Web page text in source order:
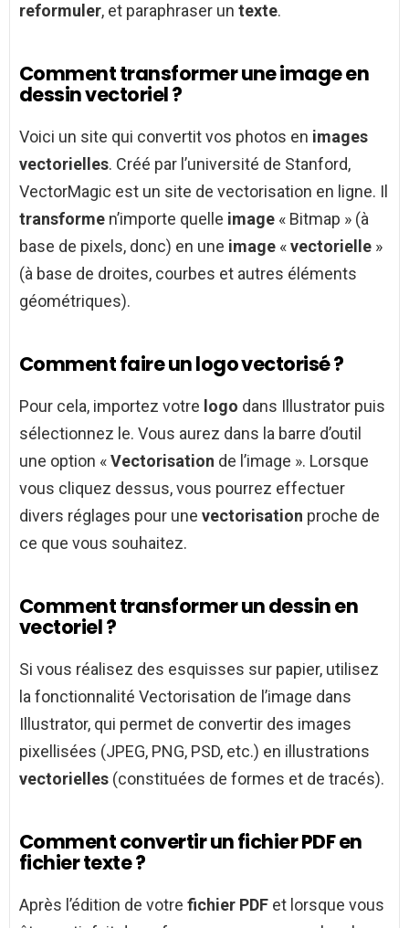
reformuler, et paraphraser un texte.
Comment transformer une image en
dessin vectoriel ?
Voici un site qui convertit vos photos en images
vectorielles. Créé par l’université de Stanford,
VectorMagic est un site de vectorisation en ligne. Il
transforme n’importe quelle image « Bitmap » (à
base de pixels, donc) en une image «vectorielle »
(à base de droites, courbes et autres éléments
géométriques).
Comment faire un logo vectorisé ?
Pour cela, importez votre logo dans Illustrator puis
sélectionnez le. Vous aurez dans la barre d’outil
une option «Vectorisation de l’image ». Lorsque
vous cliquez dessus, vous pourrez effectuer
divers réglages pour une vectorisation proche de
ce que vous souhaitez.
Comment transformer un dessin en
vectoriel ?
Si vous réalisez des esquisses sur papier, utilisez
la fonctionnalité Vectorisation de l’image dans
Illustrator, qui permet de convertir des images
pixellisées (JPEG, PNG, PSD, etc.) en illustrations
vectorielles (constituées de formes et de tracés).
Comment convertir un fichier PDF en
fichier texte ?
Après l’édition de votre fichier PDF et lorsque vous